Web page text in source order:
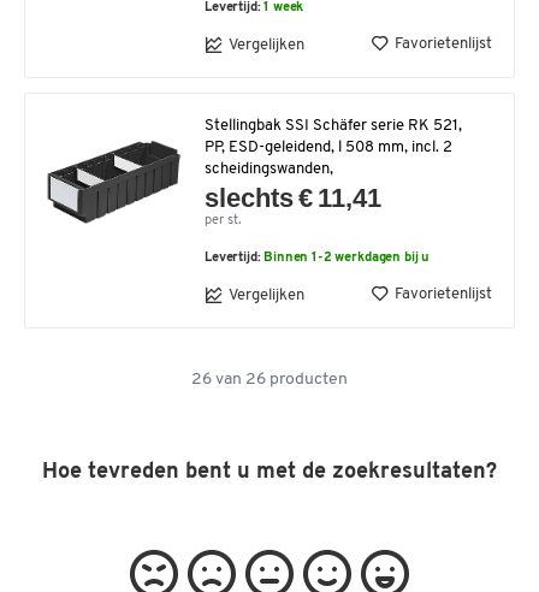
Levertijd:1 week
Vergelijken Favorietenlijst
Stellingbak SSI Schäfer serie RK 521,
PP, ESD-geleidend, l 508 mm, incl. 2
scheidingswanden,
slechts € 11,41
per st.
Levertijd: Binnen 1-2 werkdagen bij u
Vergelijken Favorietenlijst
26 van 26 producten
Hoe tevreden bent u met de zoekresultaten?